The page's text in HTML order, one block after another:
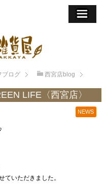
ブログ 西宮店blog
LIFE〈西宮店〉
NEWS
ていただきました。